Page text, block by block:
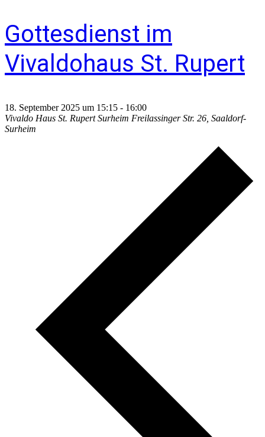
Gottesdienst im
Vivaldohaus St. Rupert
18. September 2025 um 15:15 - 16:00
Vivaldo Haus St. Rupert Surheim Freilassinger Str. 26, Saaldorf-
Surheim